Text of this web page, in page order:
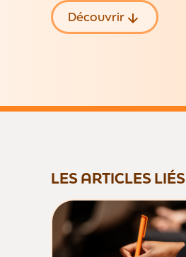
Découvrir
LES ARTICLES LIÉS